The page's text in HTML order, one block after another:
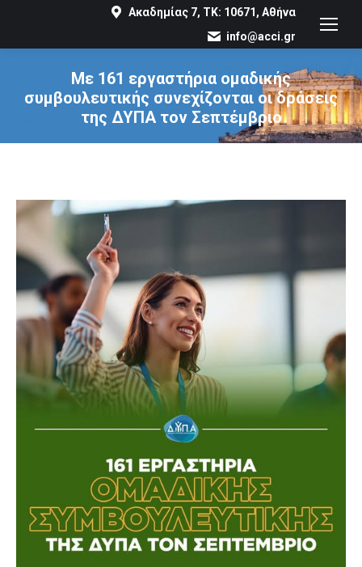
Ακαδημίας 7, ΤΚ: 10671, Αθήνα
info@acci.gr
Με 161 εργαστήρια ομαδικής
συμβουλευτικής συνεχίζονται οι δράσεις
της ΔΥΠΑ τον Σεπτέμβριο
You are here: